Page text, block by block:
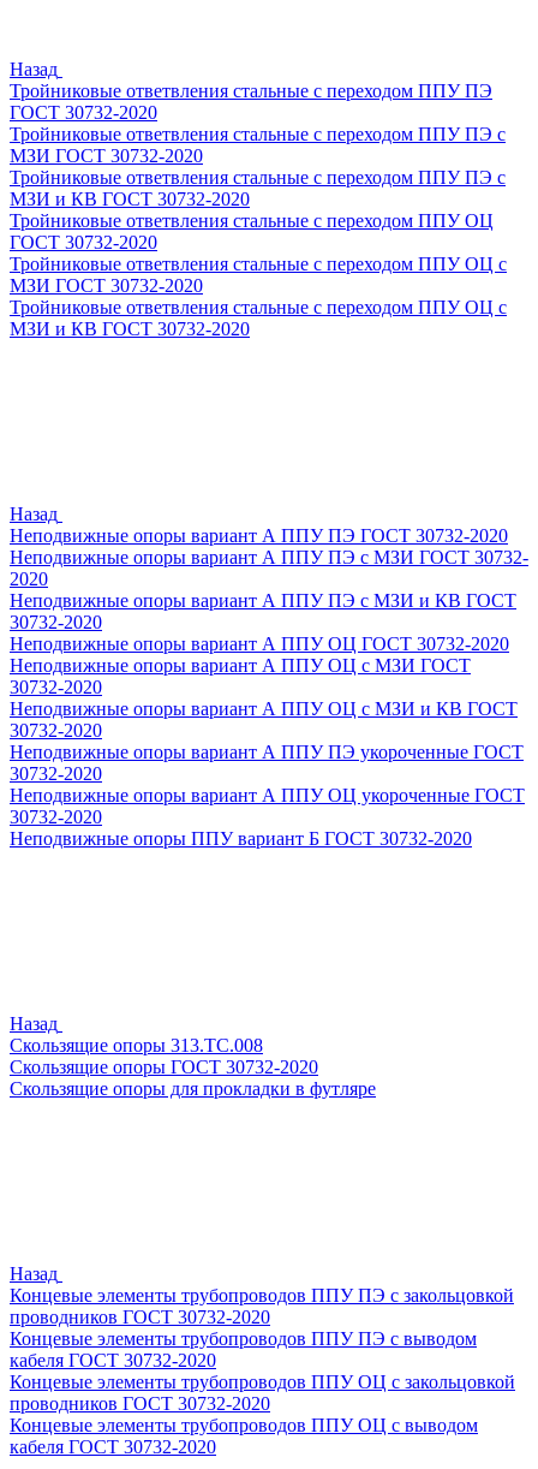
Назад
Тройниковые ответвления стальные с переходом ППУ ПЭ
ГОСТ 30732-2020
Тройниковые ответвления стальные с переходом ППУ ПЭ с
МЗИ ГОСТ 30732-2020
Тройниковые ответвления стальные с переходом ППУ ПЭ с
МЗИ и КВ ГОСТ 30732-2020
Тройниковые ответвления стальные с переходом ППУ ОЦ
ГОСТ 30732-2020
Тройниковые ответвления стальные с переходом ППУ ОЦ с
МЗИ ГОСТ 30732-2020
Тройниковые ответвления стальные с переходом ППУ ОЦ с
МЗИ и КВ ГОСТ 30732-2020
Назад
Неподвижные опоры вариант А ППУ ПЭ ГОСТ 30732-2020
Неподвижные опоры вариант А ППУ ПЭ с МЗИ ГОСТ 30732-
2020
Неподвижные опоры вариант А ППУ ПЭ с МЗИ и КВ ГОСТ
30732-2020
Неподвижные опоры вариант А ППУ ОЦ ГОСТ 30732-2020
Неподвижные опоры вариант А ППУ ОЦ с МЗИ ГОСТ
30732-2020
Неподвижные опоры вариант А ППУ ОЦ с МЗИ и КВ ГОСТ
30732-2020
Неподвижные опоры вариант А ППУ ПЭ укороченные ГОСТ
30732-2020
Неподвижные опоры вариант А ППУ ОЦ укороченные ГОСТ
30732-2020
Неподвижные опоры ППУ вариант Б ГОСТ 30732-2020
Назад
Скользящие опоры 313.ТС.008
Скользящие опоры ГОСТ 30732-2020
Скользящие опоры для прокладки в футляре
Назад
Концевые элементы трубопроводов ППУ ПЭ с закольцовкой
проводников ГОСТ 30732-2020
Концевые элементы трубопроводов ППУ ПЭ с выводом
кабеля ГОСТ 30732-2020
Концевые элементы трубопроводов ППУ ОЦ с закольцовкой
проводников ГОСТ 30732-2020
Концевые элементы трубопроводов ППУ ОЦ с выводом
кабеля ГОСТ 30732-2020